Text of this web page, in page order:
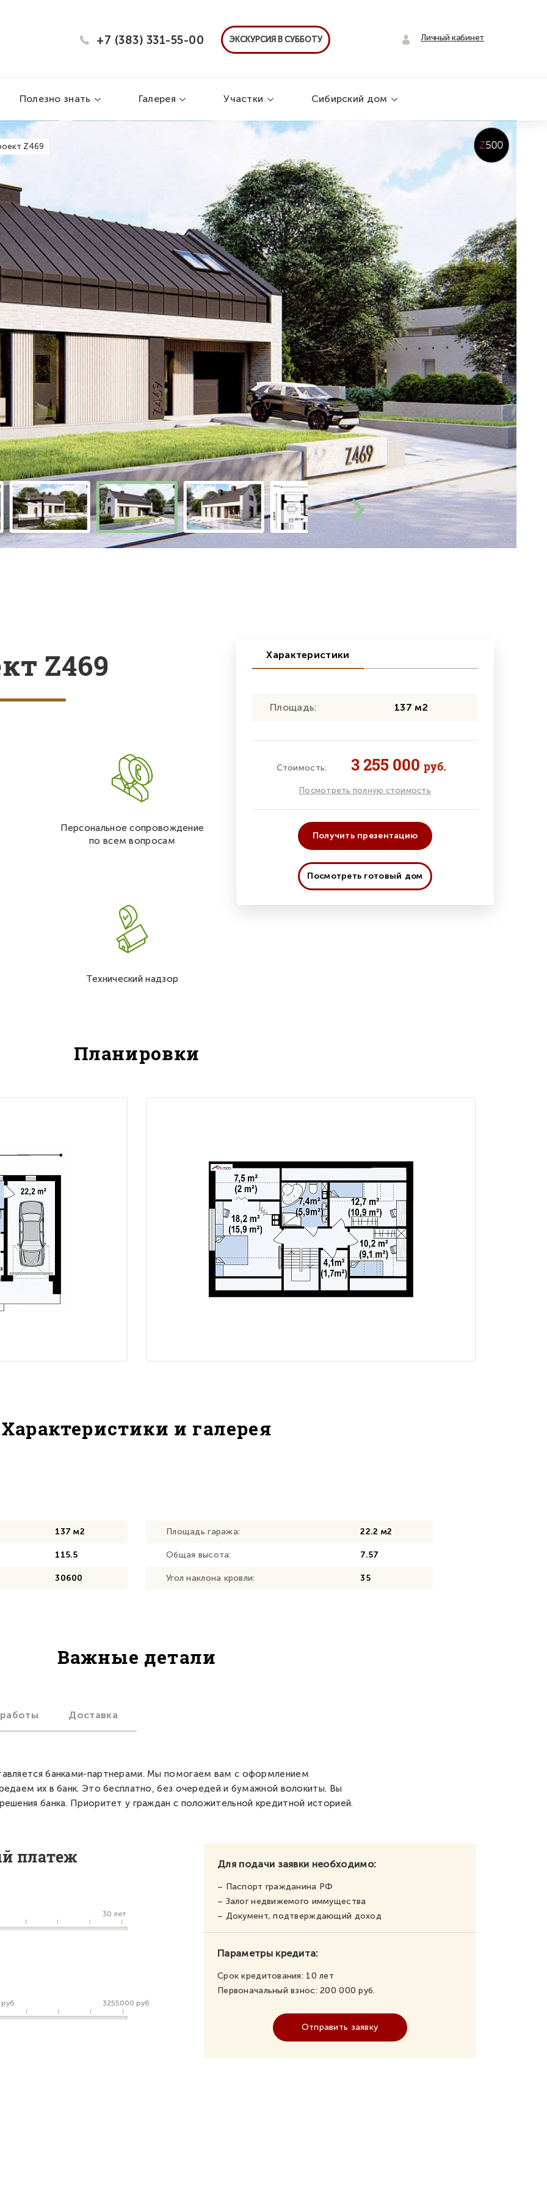
+7 (383) 331-55-00 ЭКСКУРСИЯ В СУББОТУ Личный кабинет
Полезно знать Галерея Участки Сибирский дом
Z469
Характеристики
Площадь: 137 м2
Стоимость: 3 255 000руб.
Посмотреть полную стоимость
Получить презентацию
Посмотреть готовый дом
Z469
Персональное сопровождение
по всем вопросам
Технический надзор
Планировки
Характеристики и галерея
137 м2
115.5
30600
Площадь гаража: 22.2 м2
Общая высота: 7.57
Угол наклона кровли: 35
Важные детали
Доставка
банками-партнерами. Мы помогаем вам с оформлением
их в банк. Это бесплатно, без очередей и бумажной волокиты. Вы
банка. Приоритет у граждан с положительной кредитной историей.
платеж
30 лет
3255000 руб
Для подачи заявки необходимо:
– Паспорт гражданина РФ
– Залог недвижемого иммущества
– Документ, подтверждающий доход
Параметры кредита:
Срок кредитования: 10 лет
Первоначальный взнос: 200 000 руб.
Отправить заявку